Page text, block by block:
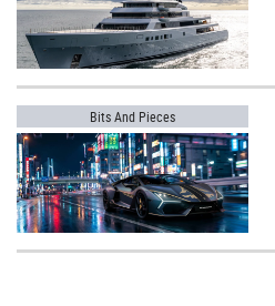
Bits And Pieces